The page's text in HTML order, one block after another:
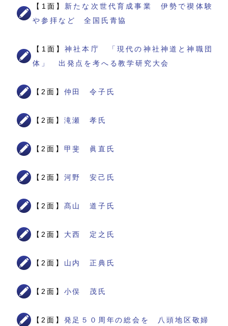
【1面】 新たな次世代育成事業 伊勢で禊体験
や参拝など 全国氏青協
【1面】神社本庁 「現代の神社神道と神職団
体」 出発点を考へる教学研究大会
【2面】 仲田 令子氏
【2面】 滝瀬 孝氏
【2面】 甲斐 眞直氏
【2面】 河野 安己氏
【2面】 髙山 道子氏
【2面】 大西 定之氏
【2面】 山内 正典氏
【2面】 小俣 茂氏
【2面】 発足５０周年の総会を 八頭地区敬婦